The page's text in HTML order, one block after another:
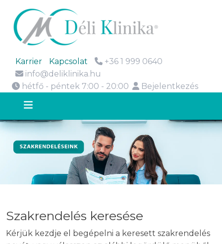
Karrier Kapcsolat
+36 1 999 0640
info@deliklinika.hu
hétfő - péntek 7:00 - 20:00
Bejelentkezés
Szakrendelés keresése
Kérjük kezdje el begépelni a keresett szakrendelés